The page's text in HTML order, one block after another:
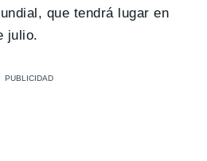
que tendrá lugar en
julio.